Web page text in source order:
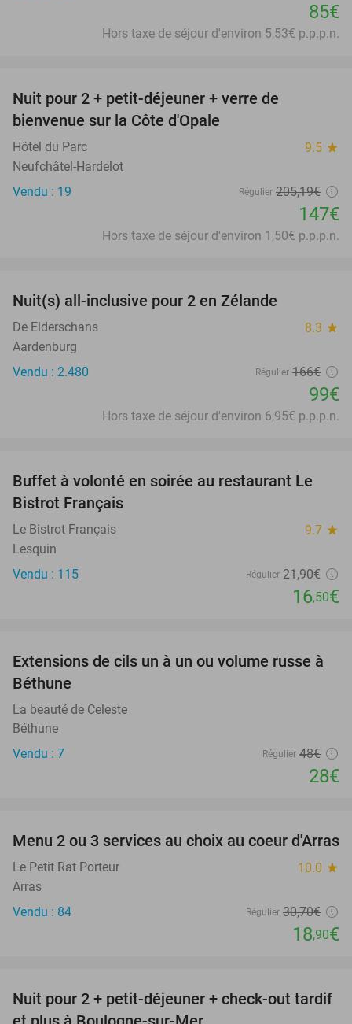
85€
Hors taxe de séjour d'environ 5,53€ p.p.p.n.
Nuit pour 2 + petit-déjeuner + verre de
bienvenue sur la Côte d'Opale
Hôtel du Parc 9.5 star
Neufchâtel-Hardelot
Vendu : 19
Régulier 205,19€
147€
Hors taxe de séjour d'environ 1,50€ p.p.p.n.
Nuit(s) all-inclusive pour 2 en Zélande
De Elderschans 8.3 star
Aardenburg
Vendu : 2.480
Régulier 166€
99€
Hors taxe de séjour d'environ 6,95€ p.p.p.n.
25%
Buffet à volonté en soirée au restaurant Le
Bistrot Français
Le Bistrot Français 9.7 star
Lesquin
Vendu : 115
Régulier 21,90€
16,50€
42%
Extensions de cils un à un ou volume russe à
Béthune
La beauté de Celeste
Béthune
Vendu : 7
Régulier 48€
28€
38%
Menu 2 ou 3 services au choix au coeur d'Arras
Le Petit Rat Porteur 10.0 star
Arras
Vendu : 84
Régulier 30,70€
18,90€
34%
Nuit pour 2 + petit-déjeuner + check-out tardif